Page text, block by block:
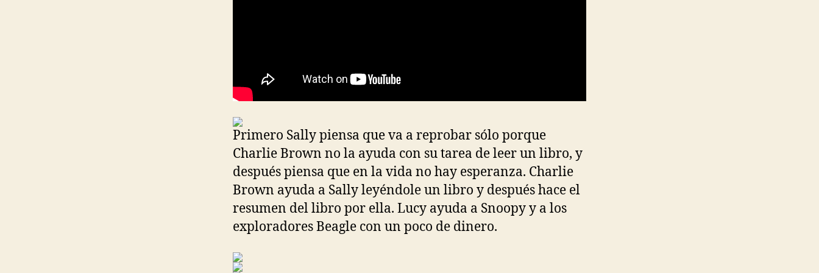
Primero Sally piensa que va a reprobar sólo porque
Charlie Brown no la ayuda con su tarea de leer un libro, y
después piensa que en la vida no hay esperanza. Charlie
Brown ayuda a Sally leyéndole un libro y después hace el
resumen del libro por ella. Lucy ayuda a Snoopy y a los
exploradores Beagle con un poco de dinero.